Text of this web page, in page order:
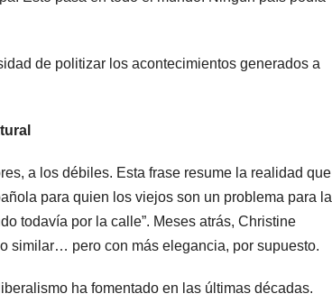
de politizar los acontecimientos generados a
a los débiles. Esta frase resume la realidad que
para quien los viejos son un problema para la
todavía por la calle”. Meses atrás, Christine
similar… pero con más elegancia, por supuesto.
ha fomentado en las últimas décadas.